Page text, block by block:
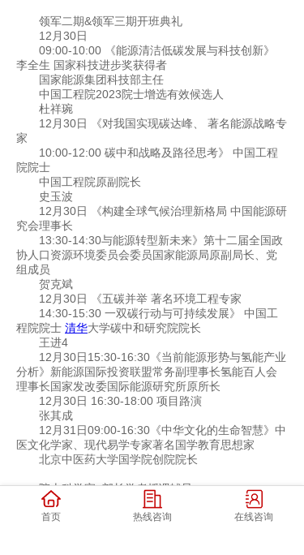
领军二期&领军三期开班典礼
12月30日
09:00-10:00 《能源清洁低碳发展与科技创新》
李全生 国家科技进步奖获得者
国家能源集团科技部主任
中国工程院2023院士增选有效候选人
杜祥琬
12月30日 《对我国实现碳达峰、 著名能源战略专
家
10:00-12:00 碳中和战略及路径思考》 中国工程
院院士
中国工程院原副院长
史玉波
12月30日 《构建全球气候治理新格局 中国能源研
究会理事长
13:30-14:30与能源转型新未来》第十二届全国政
协人口资源环境委员会委员国家能源局原副局长、党
组成员
贺克斌
12月30日 《五碳并举 著名环境工程专家
14:30-15:30 一双碳行动与可持续发展》 中国工
程院院士 清华大学碳中和研究院院长
王进4
12月30日15:30-16:30《当前能源形势与氢能产业
分析》新能源国际投资联盟常务副理事长氢能百人会
理事长国家发改委国际能源研究所原所长
12月30日 16:30-18:00 项目路演
张其成
12月31日09:00-16:30《中华文化的生命智慧》中
医文化学家、现代易学专家著名国学教育思想家
北京中医药大学国学院创院院长
院士科学家+部长学者授课辅导
张燕生 经济学家 吴晓求金融学家 杜祥琬 院士 贺
克斌院士
首页 热线咨询 在线咨询